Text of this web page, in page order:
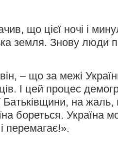
що цієї ночі і
земля. Знову люди
– що за межі
І цей процес
Батьківщини, на
бореться. Україна
перемагає!».